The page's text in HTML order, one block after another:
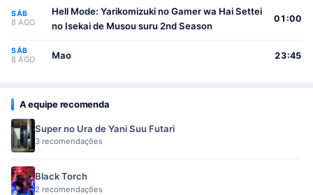
SÁB
8 AGO
Hell Mode: Yarikomizuki no Gamer wa Hai Settei
no Isekai de Musou suru 2nd Season
01:00
SÁB
8 AGO Mao 23:45
A equipe recomenda
Super no Ura de Yani Suu Futari
3 recomendações
Black Torch
2 recomendações